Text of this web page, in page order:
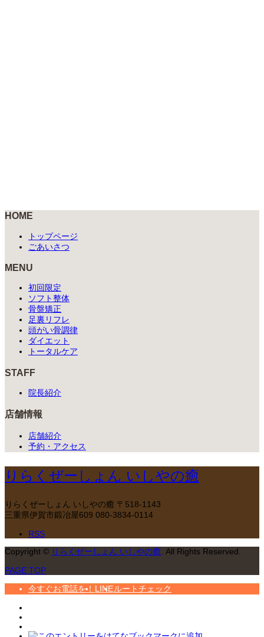
HOME
トップページ
ごあいさつ
MENU
初回限定
ソフト整体
骨盤矯正
足裏リフレ
頭がい骨調律
ダイエット
トータルケア
STAFF
院長紹介
店舗情報
店舗紹介
予約・アクセス
りらくぜーしょん いしやの癒
りらくぜーしょん いしやの癒 〒518-1143
三重県伊賀市鍛冶屋609 080-3834-0114
RSS
Copyright © りらくぜーしょん いしやの癒 . All Rights Reserved.
PAGE TOP
今すぐお電話を！ LINEルートチェック